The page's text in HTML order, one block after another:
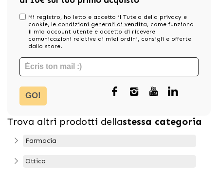
Mi registro, ho letto e accetto il Tutela della privacy e
cookie, le condizioni generali di vendita, come funziona
il mio account utente e accetto di ricevere
comunicazioni relative ai miei ordini, consigli e offerte
dallo store.
GO!
Trova altri prodotti dellastessa categoria
Farmacia
Ottico